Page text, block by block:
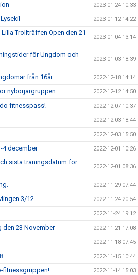
2023-01-24 10:33
2023-01-12 14:22
Trollträffen Open den 21
2023-01-04 13:14
för Ungdom och
2023-01-03 18:39
från 16år. 2022-12-18 14:14
nybörjargruppen 2022-12-12 14:50
fitnesspass! 2022-12-07 10:37
2022-12-03 18:44
2022-12-03 15:50
4 december 2022-12-01 10:26
sista träningsdatum för
2022-12-01 08:36
2022-11-29 07:44
3/12 2022-11-24 20:54
2022-11-24 19:12
den 23 November 2022-11-21 17:08
2022-11-18 07:45
2022-11-15 10:44
fitnessgruppen! 2022-11-14 15:03